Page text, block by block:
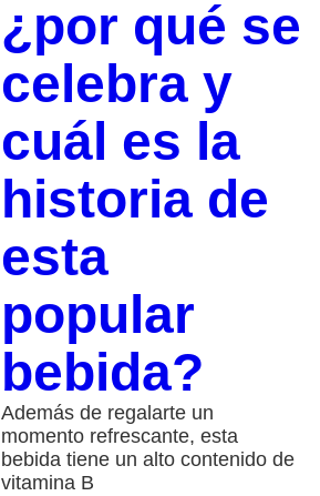
¿por qué se
celebra y
cuál es la
historia de
esta
popular
bebida?
Además de regalarte un
momento refrescante, esta
bebida tiene un alto contenido de
vitamina B